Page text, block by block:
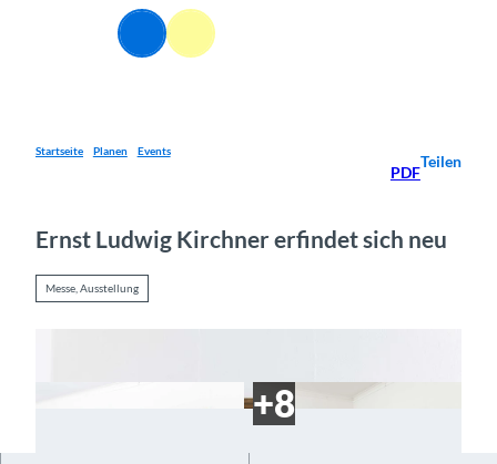
Informationen
Suche Menü
Startseite Planen Events
PDF
Teilen
Ernst Ludwig Kirchner erfindet sich neu
Messe, Ausstellung